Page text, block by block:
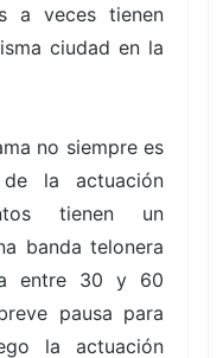
a veces tienen
ciudad en la
no siempre es
la actuación
tienen un
banda telonera
entre 30 y 60
pausa para
la actuación